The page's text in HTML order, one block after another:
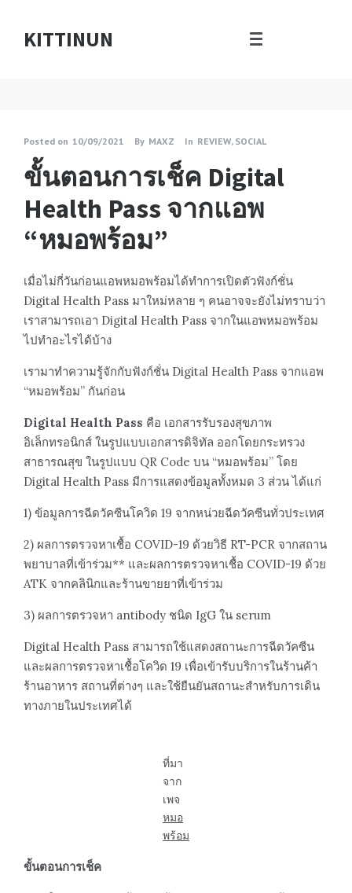
KITTINUN
Posted on 10/09/2021 By MAXZ In REVIEW, SOCIAL
ขั้นตอนการเช็ค Digital
Health Pass จากแอพ
“หมอพร้อม”
เมื่อไม่กี่วันก่อนแอพหมอพร้อมได้ทำการเปิดตัวฟังก์ชั่น
Digital Health Pass มาใหม่หลาย ๆ คนอาจจะยังไม่ทราบว่า
เราสามารถเอา Digital Health Pass จากในแอพหมอพร้อม
ไปทำอะไรได้บ้าง
เรามาทำความรู้จักกับฟังก์ชั่น Digital Health Pass จากแอพ
“หมอพร้อม” กันก่อน
Digital Health Pass คือ เอกสารรับรองสุขภาพ
อิเล็กทรอนิกส์ ในรูปแบบเอกสารดิจิทัล ออกโดยกระทรวง
สาธารณสุข ในรูปแบบ QR Code บน “หมอพร้อม” โดย
Digital Health Pass มีการแสดงข้อมูลทั้งหมด 3 ส่วน ได้แก่
1) ข้อมูลการฉีดวัคซีนโควิด 19 จากหน่วยฉีดวัคซีนทั่วประเทศ
2) ผลการตรวจหาเชื้อ COVID-19 ด้วยวิธี RT-PCR จากสถาน
พยาบาลที่เข้าร่วม** และผลการตรวจหาเชื้อ COVID-19 ด้วย
ATK จากคลินิกและร้านขายยาที่เข้าร่วม
3) ผลการตรวจหา antibody ชนิด IgG ใน serum
Digital Health Pass สามารถใช้แสดงสถานะการฉีดวัคซีน
และผลการตรวจหาเชื้อโควิด 19 เพื่อเข้ารับบริการในร้านค้า
ร้านอาหาร สถานที่ต่างๆ และใช้ยืนยันสถานะสำหรับการเดิน
ทางภายในประเทศได้
ที่มา
จาก
เพจ
หมอ
พร้อม
ขั้นตอนการเช็ค